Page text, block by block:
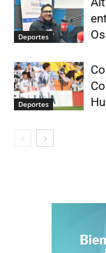
Deportes
Deportes